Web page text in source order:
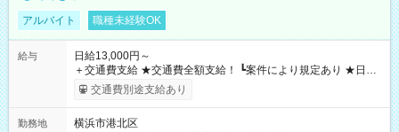
アルバイト 職種未経験OK
給与
日給13,000円～
＋交通費支給 ★交通費全額支給！ ┗案件により規定あり ★日払
いOK！（規定あり） ┗働いたその日に現金GET♪ お仕事後はコ
ンビニATMから 日払い分を引き落とせます！ 【試用期間】試
交通費別途支給あり
勤務地
横浜市港北区